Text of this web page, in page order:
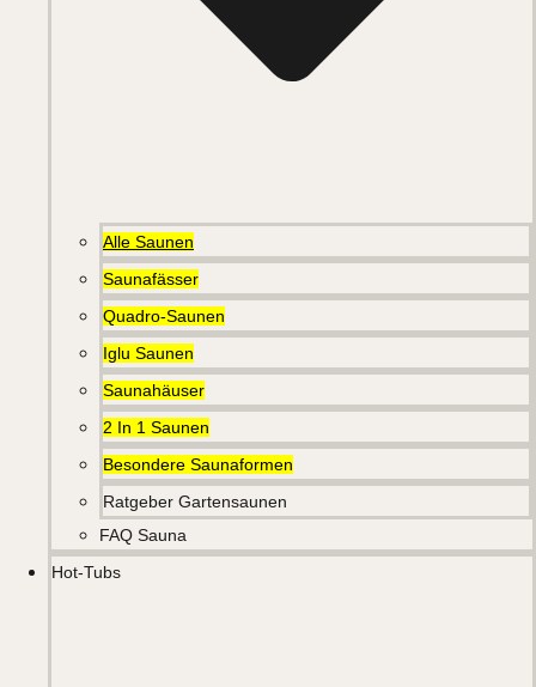
Alle Saunen
Saunafässer
Quadro-Saunen
Iglu Saunen
Saunahäuser
2 In 1 Saunen
Besondere Saunaformen
Ratgeber Gartensaunen
FAQ Sauna
Hot-Tubs